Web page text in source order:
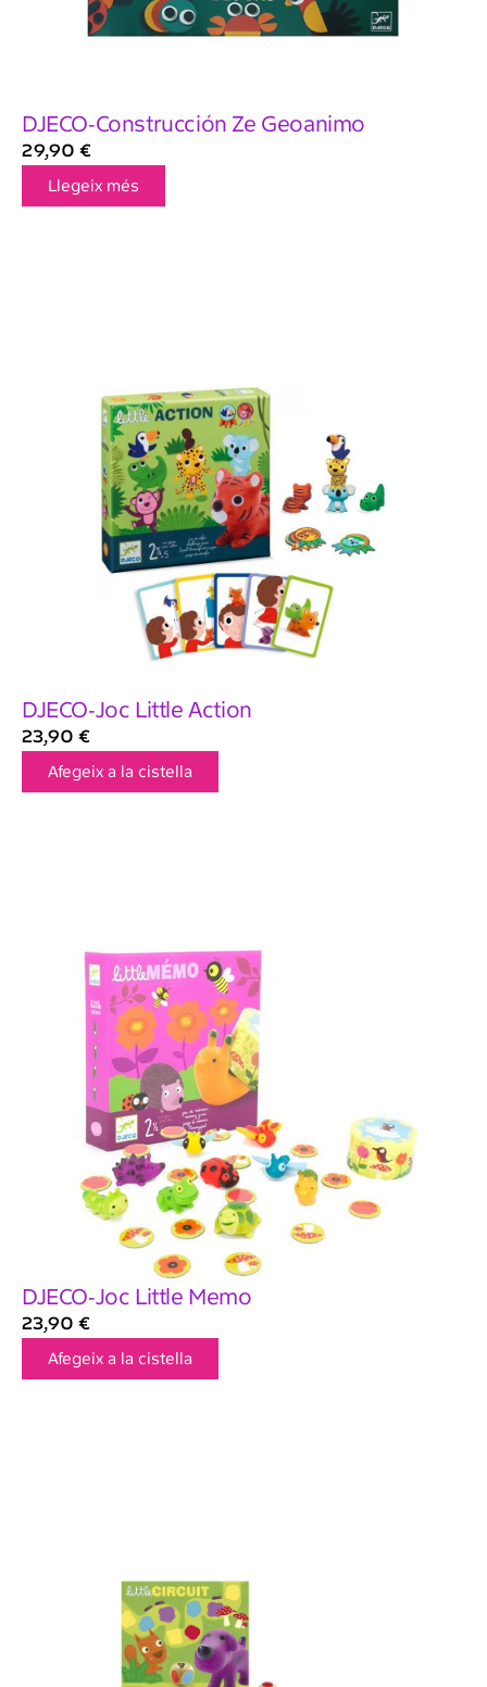
DJECO-Construcción Ze Geoanimo
29,90 €
Llegeix més
DJECO-Joc Little Action
23,90 €
Afegeix a la cistella
DJECO-Joc Little Memo
23,90 €
Afegeix a la cistella